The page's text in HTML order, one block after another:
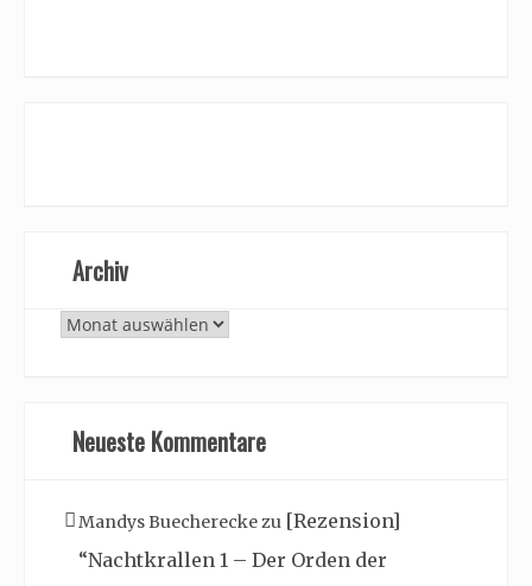
Archiv
Archiv
Neueste Kommentare
Mandys Buechereckezu [Rezension]
“Nachtkrallen 1 – Der Orden der